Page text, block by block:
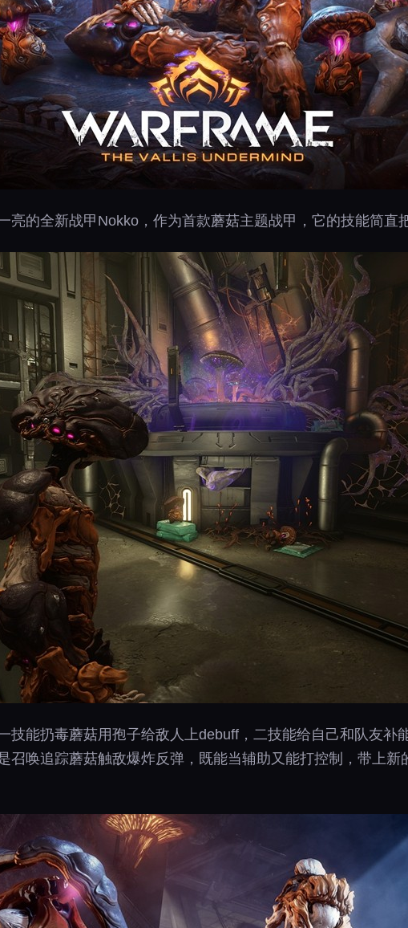
亮的全新战甲Nokko，作为首款蘑菇主题战甲，它的技能简直把
技能扔毒蘑菇用孢子给敌人上debuff，二技能给自己和队友补
召唤追踪蘑菇触敌爆炸反弹，既能当辅助又能打控制，带上